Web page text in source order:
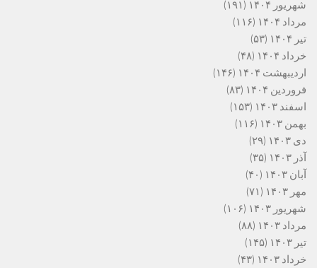
شهریور ۱۴۰۴
(۱۹۱)
مرداد ۱۴۰۴
(۱۱۶)
تیر ۱۴۰۴
(۵۳)
خرداد ۱۴۰۴
(۴۸)
اردیبهشت ۱۴۰۴
(۱۴۶)
فروردین ۱۴۰۴
(۸۳)
اسفند ۱۴۰۳
(۱۵۳)
بهمن ۱۴۰۳
(۱۱۶)
دی ۱۴۰۳
(۲۹)
آذر ۱۴۰۳
(۳۵)
آبان ۱۴۰۳
(۴۰)
مهر ۱۴۰۳
(۷۱)
شهریور ۱۴۰۳
(۱۰۶)
مرداد ۱۴۰۳
(۸۸)
تیر ۱۴۰۳
(۱۴۵)
خرداد ۱۴۰۳
(۴۳)